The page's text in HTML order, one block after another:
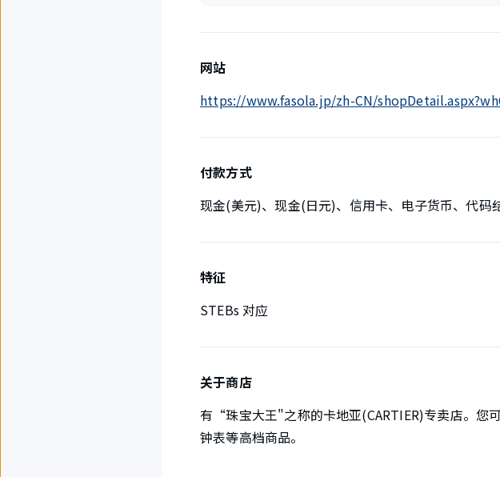
网站
https://www.fasola.jp/zh-CN/
付款方式
现金(美元)、现金(日元)、信用卡、电子货币、代码
特征
STEBs 对应
关于商店
有“珠宝大王"之称的卡地亚(CARTIER)专卖店。您
钟表等高档商品。